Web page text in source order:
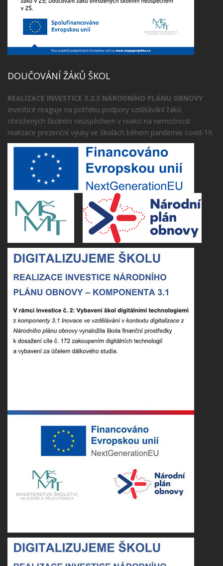
DOUČOVÁNÍ ŽÁKŮ ŠKOL
REALIZACE INVESTICE 3.2.3 NÁRODNÍHO PLÁNU OBNOVY
Investice reaguje na potřebu podpory vzdělávání žáků
ohrožených školním neúspěchem v reakci na nemožnost
realizace prezenční výuky ve školách během pandemie covid-19.